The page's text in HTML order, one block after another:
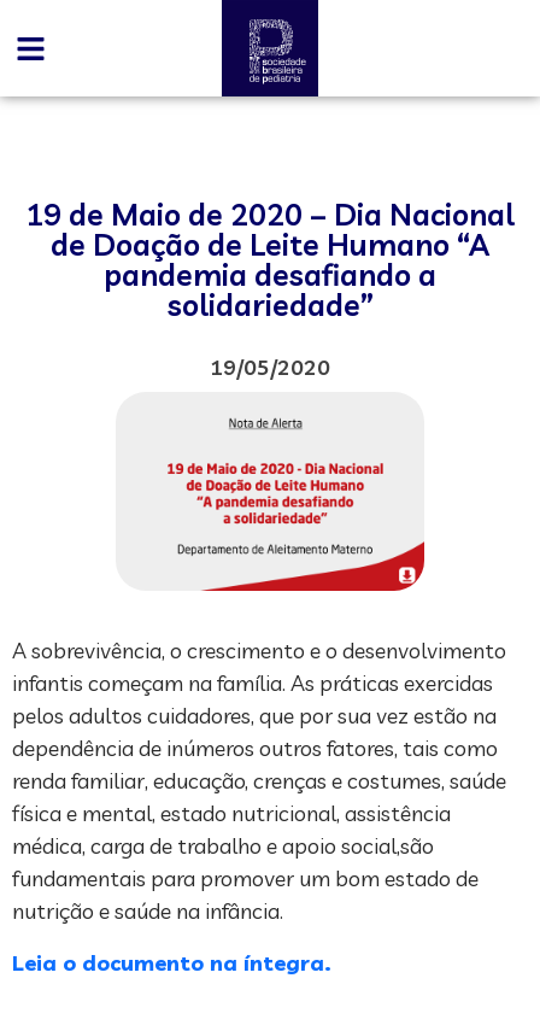
19 de Maio de 2020 – Dia Nacional
de Doação de Leite Humano “A
pandemia desafiando a
solidariedade”
19/05/2020
A sobrevivência, o crescimento e o desenvolvimento
infantis começam na família. As práticas exercidas
pelos adultos cuidadores, que por sua vez estão na
dependência de inúmeros outros fatores, tais como
renda familiar, educação, crenças e costumes, saúde
física e mental, estado nutricional, assistência
médica, carga de trabalho e apoio social,são
fundamentais para promover um bom estado de
nutrição e saúde na infância.
Leia o documento na íntegra.